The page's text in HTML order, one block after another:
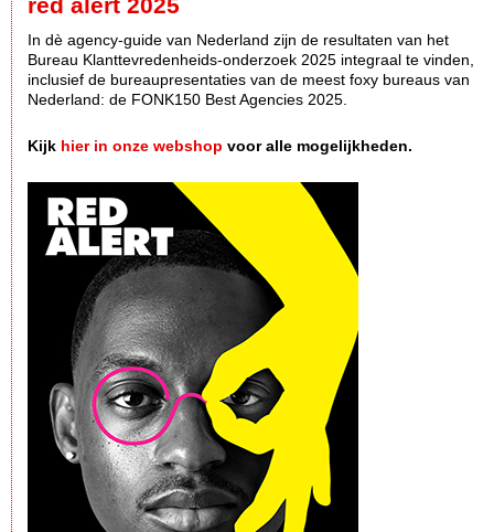
red alert 2025
In dè agency-guide van Nederland zijn de resultaten van het
Bureau Klanttevredenheids-onderzoek 2025 integraal te vinden,
inclusief de bureaupresentaties van de meest foxy bureaus van
Nederland: de FONK150 Best Agencies 2025.
Kijk hier in onze webshop voor alle mogelijkheden.